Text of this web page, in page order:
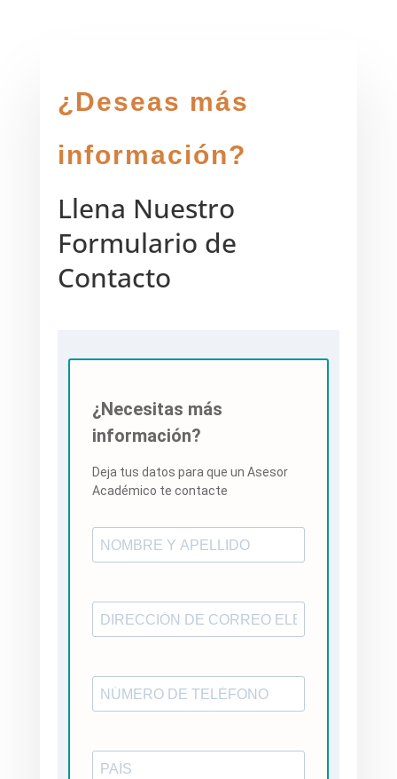
¿Deseas más
información?
Llena Nuestro
Formulario de
Contacto
¿Necesitas más
información?
Deja tus datos para que un Asesor
Académico te contacte